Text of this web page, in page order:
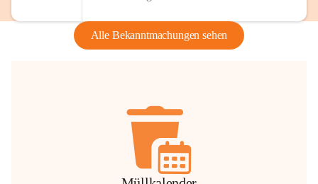
Alle Bekanntmachungen sehen